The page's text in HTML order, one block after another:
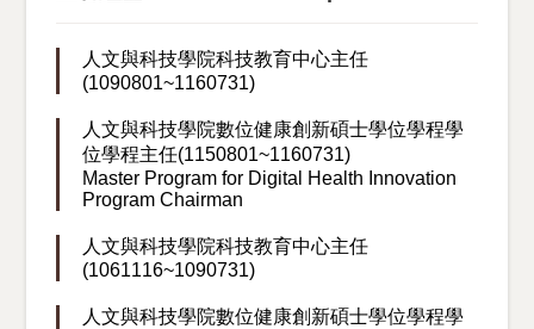
人文與科技學院科技教育中心主任
(1090801~1160731)
人文與科技學院數位健康創新碩士學位學程學
位學程主任(1150801~1160731)
Master Program for Digital Health Innovation
Program Chairman
人文與科技學院科技教育中心主任
(1061116~1090731)
人文與科技學院數位健康創新碩士學位學程學